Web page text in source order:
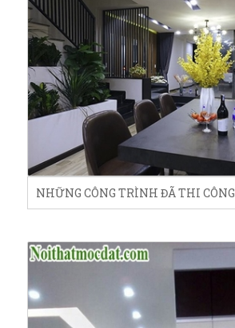
NHỮNG CÔNG TRÌNH ĐÃ THI CÔNG